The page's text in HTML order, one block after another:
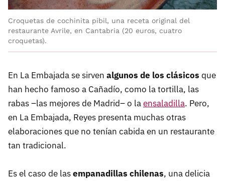
Croquetas de cochinita pibil, una receta original del
restaurante Avrile, en Cantabria (20 euros, cuatro
croquetas).
En La Embajada se sirven algunos de los clásicos que
han hecho famoso a Cañadío, como la tortilla, las
rabas –las mejores de Madrid– o laensaladilla. Pero,
en La Embajada, Reyes presenta muchas otras
elaboraciones que no tenían cabida en un restaurante
tan tradicional.
Es el caso de lasempanadillas chilenas, una delicia